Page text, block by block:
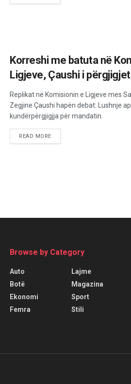
Korreshi me batuta në
Ligjeve, Çaushi i përgjigjet
Replikat në Komisionin e Ligjeve mes
Zegjine Çaushi hapën debat: Lushnje
kundërpërgjigjja për mandatin.
READ MORE
Browse by Category
Auto
Botë
Ekonomi
Femra
Lajme
Magazina
Sport
Stili